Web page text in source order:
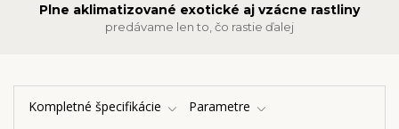
Plne aklimatizované exotické aj vzácne rastliny
predávame len to, čo rastie ďalej
Kompletné špecifikácie
Parametre